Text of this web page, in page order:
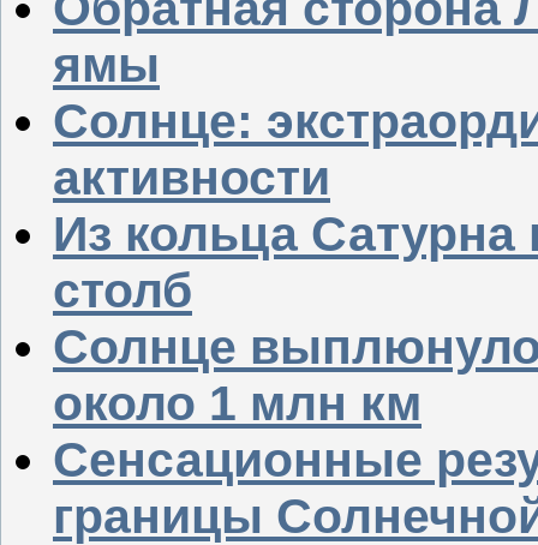
ямы
Солнце:
активности
Из кольца
столб
Солнце
около 1 млн км
Сенсационные
границы